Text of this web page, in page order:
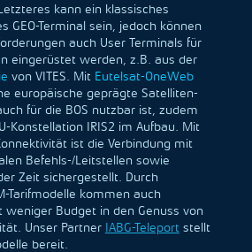
Letzteres kann ein klassisches
GEO-Terminal sein, jedoch können
auch User Terminals für
eingerüstet werden, z.B. aus der
von VITES. Mit Eutelsat-OneWeb
europäische geprägte Satelliten-
für die BOS nutzbar ist, zudem
Konstellation IRIS2 im Aufbau. Mit
ist die Verbindung mit
Befehls-/Leitstellen sowie
Zeit sichergestellt. Durch
Tarifmodelle kommen auch
weniger Budget in den Genuss von
Unser Partner IABG-Teleportstellt
bereit.